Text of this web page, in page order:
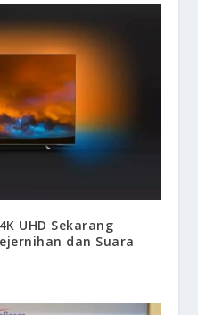
UHD Sekarang
dan Suara